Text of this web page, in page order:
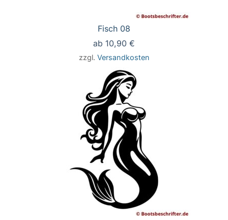
Fisch 08
ab 10,90 €
zzgl. Versandkosten